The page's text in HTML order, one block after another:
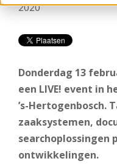
2020
Donderdag 13
een LIVE! event in
’s-Hertogenbosch.
zaaksystemen,
searchoplossingen
ontwikkelingen.